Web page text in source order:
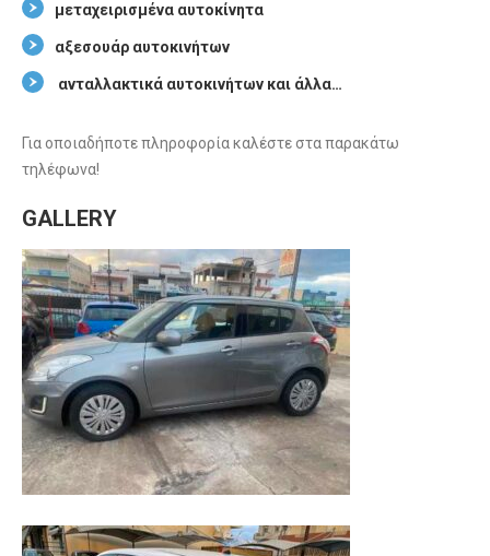
μεταχειρισμένα αυτοκίνητα
αξεσουάρ αυτοκινήτων
ανταλλακτικά αυτοκινήτων και άλλα…
Για οποιαδήποτε πληροφορία καλέστε στα παρακάτω
τηλέφωνα!
GALLERY